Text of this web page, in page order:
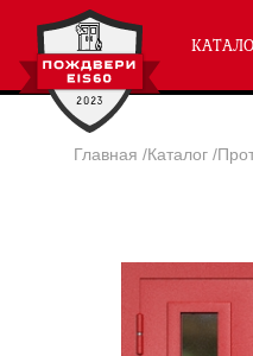
Главная /Каталог /